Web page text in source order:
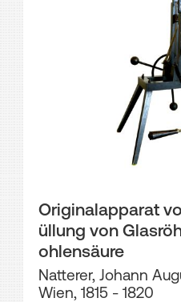
Originalapparat
üllung von Glasröhren mit
ohlensäure
Natterer, Johann
Wien, 1815 - 1820